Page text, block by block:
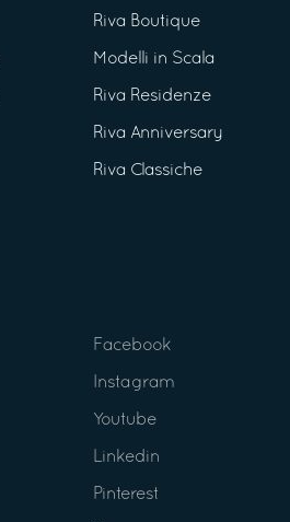
Riva Boutique
Modelli in Scala
Riva Residenze
Riva Anniversary
Riva Classiche
Facebook
Instagram
Youtube
Linkedin
Pinterest